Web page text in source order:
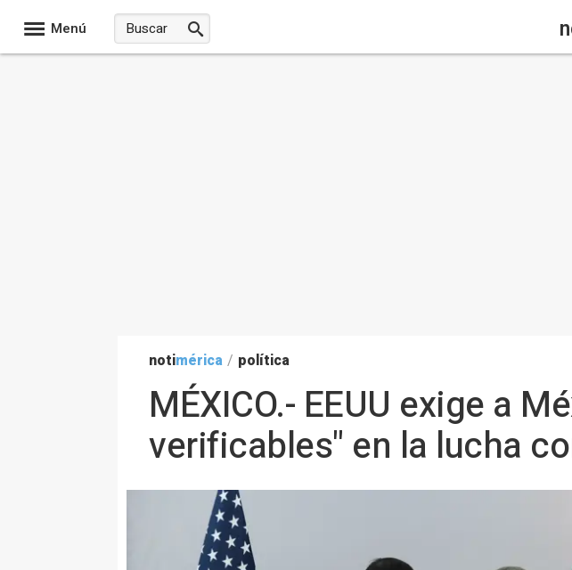
Menú
notimérica / política
MÉXICO.- EEUU exige a
verificables" en la lucha